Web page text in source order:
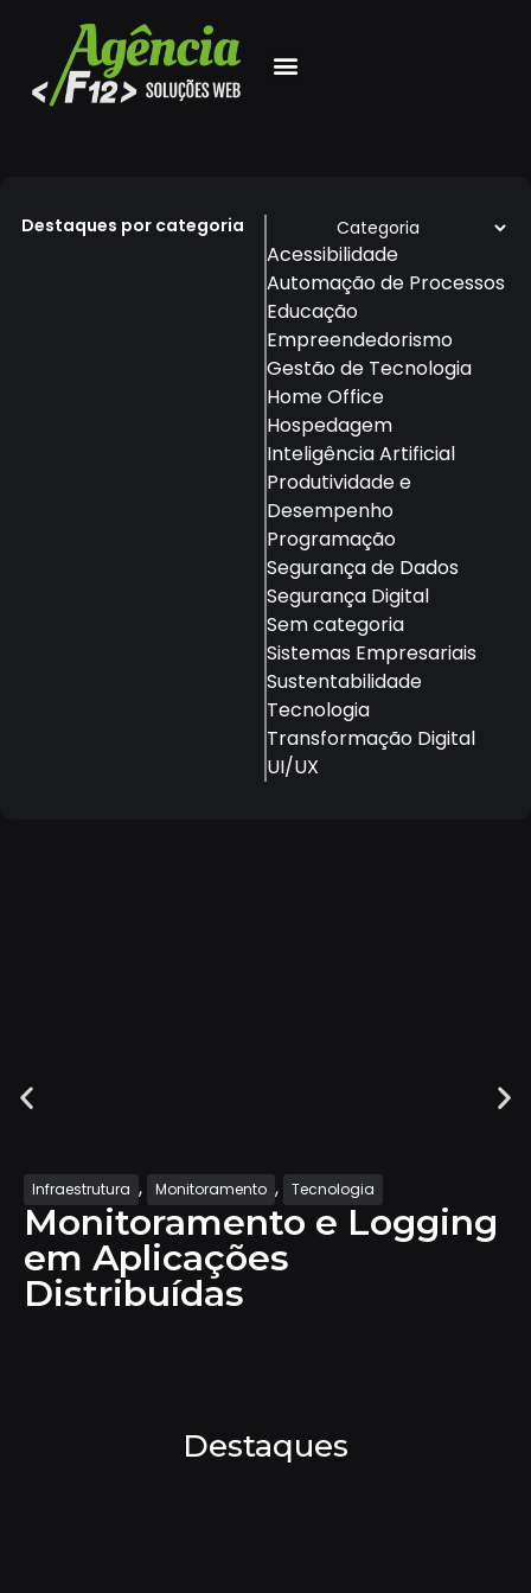
Destaques por categoria
Acessibilidade
Automação de Processos
Educação
Empreendedorismo
Gestão de Tecnologia
Home Office
Hospedagem
Inteligência Artificial
Produtividade e
Desempenho
Programação
Segurança de Dados
Segurança Digital
Sem categoria
Sistemas Empresariais
Sustentabilidade
Tecnologia
Transformação Digital
UI/UX
Inovação
Experiências
Tendência de 2025
revoluciona o
Destaques